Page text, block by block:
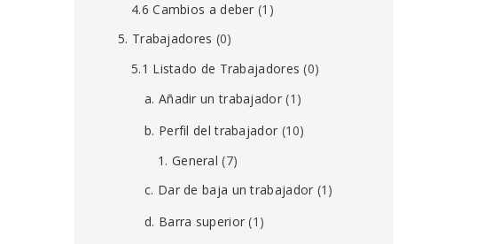
4.6 Cambios a deber (1)
5. Trabajadores (0)
5.1 Listado de Trabajadores (0)
a. Añadir un trabajador(1)
b. Perfil del trabajador (10)
1. General (7)
c. Dar de baja un trabajador (1)
d. Barra superior (1)